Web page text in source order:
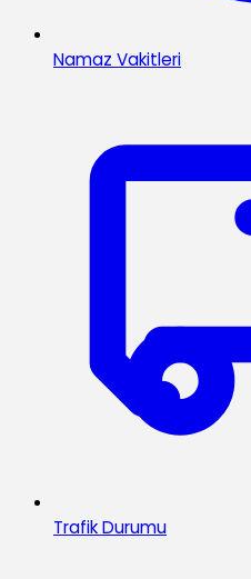
Namaz Vakitleri
Trafik Durumu